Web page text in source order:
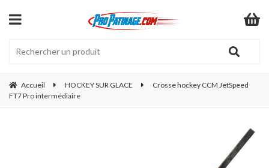
Accueil HOCKEY SUR GLACE
Crosse hockey CCM JetSpeed
FT7 Pro intermédiaire